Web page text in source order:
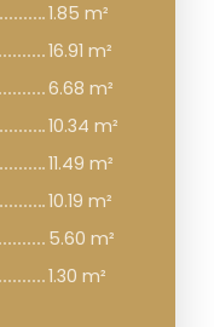
1.85 m²
16.91 m²
6.68 m²
10.34 m²
11.49 m²
10.19 m²
5.60 m²
1.30 m²